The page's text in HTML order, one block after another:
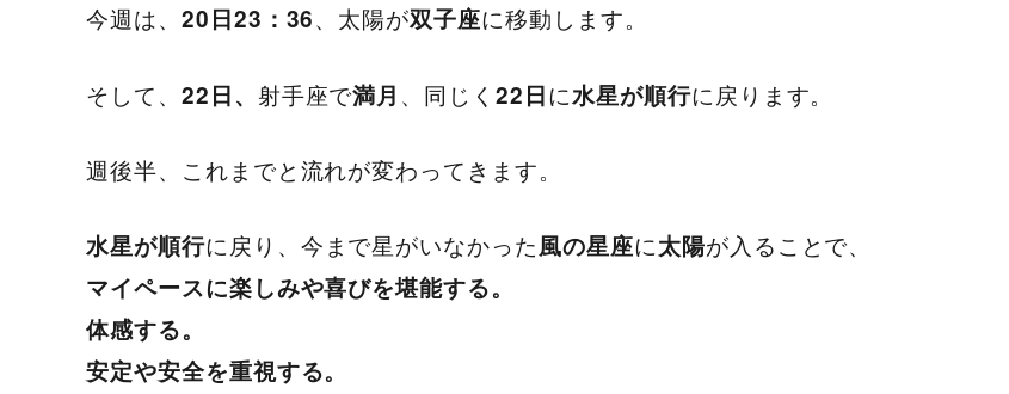
今週は、 20日23：36、太陽が双子座に移動します。
そして、 22日、 射手座で満月 、同じく22日に水星が順行に戻ります。
週後半、これまでと流れが変わってきます。
水星が順行に戻り、今まで星がいなかった風の星座に太陽が入ることで、
マイペースに楽しみや喜びを堪能する。
体感する。
安定や安全を重視する。